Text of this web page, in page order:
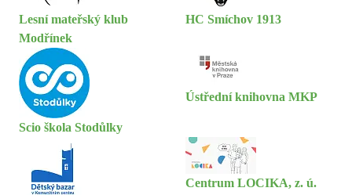
Lesní mateřský klub
Modřínek
HC Smíchov 1913
Scio škola Stodůlky
Ústřední knihovna MKP
Centrum LOCIKA, z. ú.